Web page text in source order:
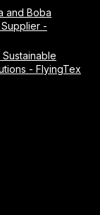
and Boba
-
- FlyingTex